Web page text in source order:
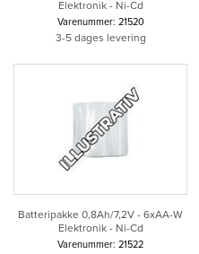
Elektronik - Ni-Cd
Varenummer: 21520
3-5 dages levering
Batteripakke 0,8Ah/7,2V - 6xAA-W
Elektronik - Ni-Cd
Varenummer: 21522